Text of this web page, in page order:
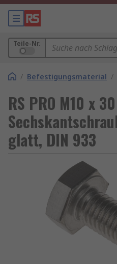
Teile-Nr.
/ Befestigungsmaterial /
RS PRO M10 x
glatt, DIN 933